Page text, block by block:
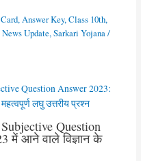
,Answer Key,Class 10th,
News Update,Sarkari Yojana/
Question
में आने वाले विज्ञान के